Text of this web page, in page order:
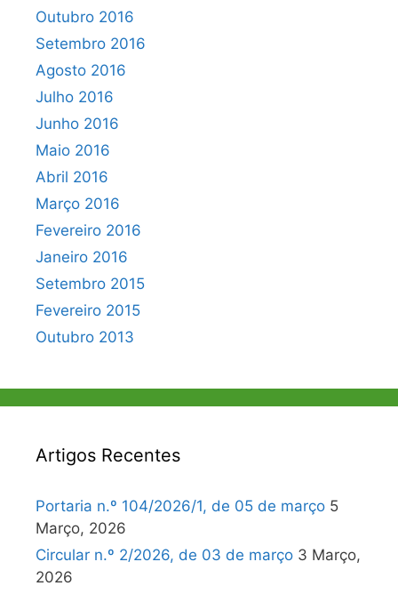
Outubro 2016
Setembro 2016
Agosto 2016
Julho 2016
Junho 2016
Maio 2016
Abril 2016
Março 2016
Fevereiro 2016
Janeiro 2016
Setembro 2015
Fevereiro 2015
Outubro 2013
Artigos Recentes
Portaria n.º 104/2026/1, de 05 de março 5
Março, 2026
Circular n.º 2/2026, de 03 de março 3 Março,
2026